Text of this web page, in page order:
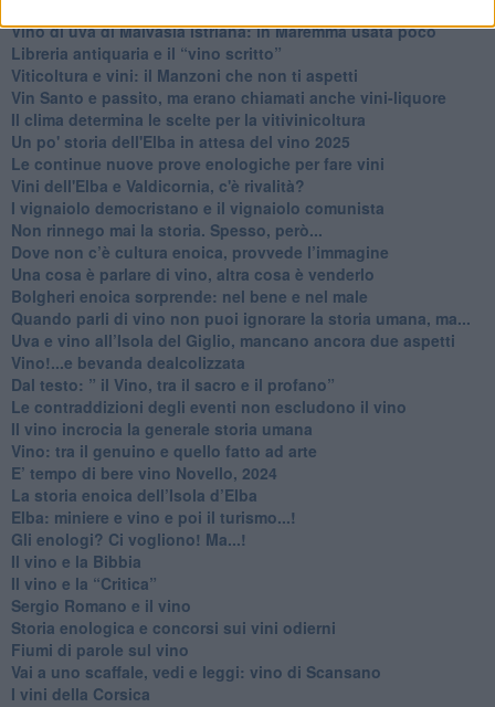
​Vino di uva di Malvasia Istriana: in Maremma usata poco
​Libreria antiquaria e il “vino scritto”
​Viticoltura e vini: il Manzoni che non ti aspetti
​Vin Santo e passito, ma erano chiamati anche vini-liquore
Il clima determina le scelte per la vitivinicoltura
Un po' storia dell'Elba in attesa del vino 2025
Le continue nuove prove enologiche per fare vini
Vini dell'Elba e Valdicornia, c'è rivalità?
​I vignaiolo democristano e il vignaiolo comunista
​Non rinnego mai la storia. Spesso, però...
​Dove non c’è cultura enoica, provvede l’immagine
​Una cosa è parlare di vino, altra cosa è venderlo
Bolgheri enoica sorprende: nel bene e nel male
​Quando parli di vino non puoi ignorare la storia umana, ma...
Uva e vino all’Isola del Giglio, mancano ancora due aspetti
​Vino!...e bevanda dealcolizzata
​Dal testo: ” il Vino, tra il sacro e il profano”
Le contraddizioni degli eventi non escludono il vino
​Il vino incrocia la generale storia umana
Vino: tra il genuino e quello fatto ad arte
E’ tempo di bere vino Novello, 2024
La storia enoica dell’Isola d’Elba
Elba: miniere e vino e poi il turismo...!
​Gli enologi? Ci vogliono! Ma...!
​Il vino e la Bibbia
​Il vino e la “Critica”
Sergio Romano e il vino
​Storia enologica e concorsi sui vini odierni
Fiumi di parole sul vino
​Vai a uno scaffale, vedi e leggi: vino di Scansano
​I vini della Corsica